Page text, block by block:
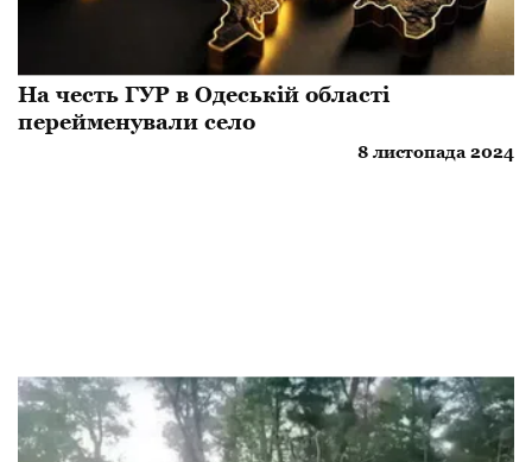
​На честь ГУР в Одеській області
перейменували село
8 листопада 2024